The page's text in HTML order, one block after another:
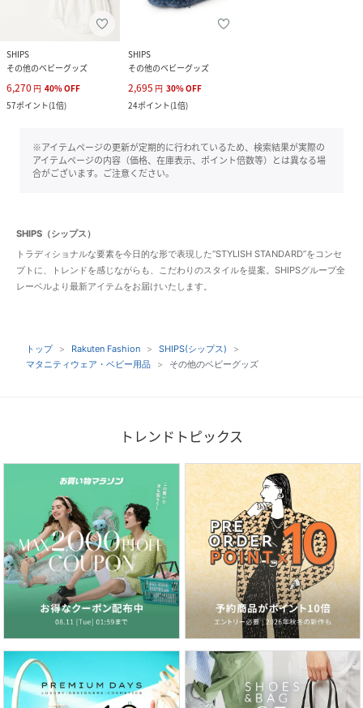
SHIPS
その他のベビーグッズ
6,270 円 40%OFF
57ポイント(1倍)
SHIPS
その他のベビーグッズ
2,695 円 30%OFF
24ポイント(1倍)
※アイテムページの更新が定期的に行われているため、検索結果が実際の
アイテムページの内容（価格、在庫表示、ポイント倍数等）とは異なる場
合がございます。ご注意ください。
SHIPS（シップス）
トラディショナルな要素を今日的な形で表現した“STYLISH STANDARD”をコンセ
プトに、トレンドを感じながらも、こだわりのスタイルを提案。SHIPSグループ全
レーベルより最新アイテムをお届けいたします。
トップ Rakuten Fashion
SHIPS(シップス)
マタニティウェア・ベビー用品
その他のベビーグッズ
トレンドトピックス